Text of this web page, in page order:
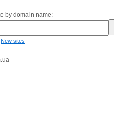
by domain name:
New sites